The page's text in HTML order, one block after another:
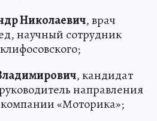
Николаевич, врач
научный сотрудник
, кандидат
направления
«Моторика»;